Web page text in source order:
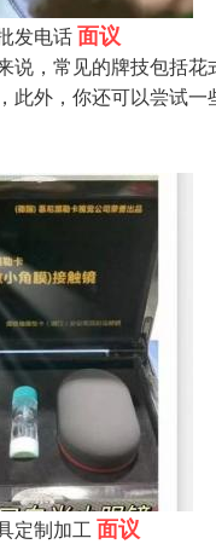
发电话面议
说，常见的牌技包括
此外，你还可以尝试
定制加工面议